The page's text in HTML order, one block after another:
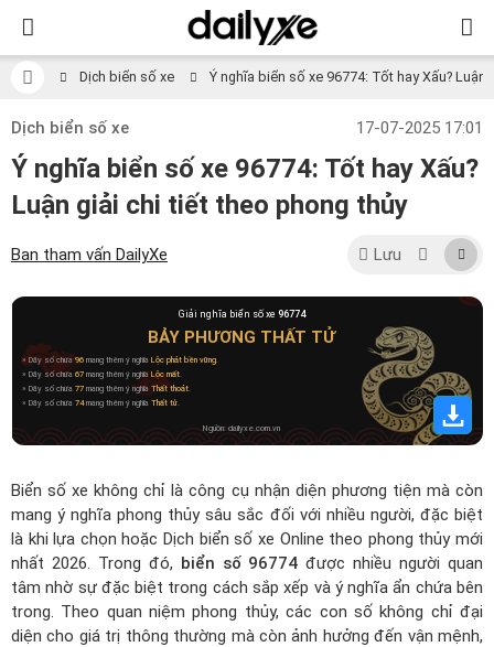
Dịch biển số xe Ý nghĩa biển số xe 96774: Tốt hay Xấu?
Dịch biển số xe 17-07-2025 17:01
Ý nghĩa biển số xe 96774: Tốt hay Xấu?
Luận giải chi tiết theo phong thủy
Ban tham vấn DailyXe Lưu
Giải nghĩa biển số xe 96774
BẢY PHƯƠNG THẤT TỬ
» Dãy số chứa96 mang thêm ý nghĩa Lộc phát bền vững.
» Dãy số chứa 67 mang thêm ý nghĩaLộc mất.
» Dãy số chứa 77 mang thêm ý nghĩaThất thoát.
» Dãy số chứa 74mang thêm ý nghĩa Thất tử.
Nguồn: dailyxe.com.vn
Biển số xe không chỉ là công cụ nhận diện phương tiện mà còn
mang ý nghĩa phong thủy sâu sắc đối với nhiều người, đặc biệt
là khi lựa chọn hoặcDịch biển số xe Online theo phong thủy mới
nhất 2026. Trong đó, biển số 96774 được nhiều người quan
tâm nhờ sự đặc biệt trong cách sắp xếp và ý nghĩa ẩn chứa bên
trong. Theo quan niệm phong thủy, các con số không chỉ đại
diện cho giá trị thông thường mà còn ảnh hưởng đến vận mệnh,